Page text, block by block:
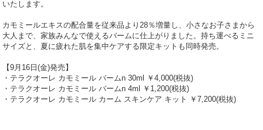
いたします。
カモミールエキスの配合量を従来品より28％増量し、小さなお子さまから
大人まで、家族みんなで使えるバームに仕上がりました。持ち運べるミニ
サイズと、夏に疲れた肌を集中ケアする限定キットも同時発売。
【9月16日(金)発売】
・テラクオーレ カモミール バームn 30ml ￥4,000(税抜)
・テラクオーレ カモミール バームn 4ml ￥1,200(税抜)
・テラクオーレ カモミール カーム スキンケア キット ￥7,200(税抜)